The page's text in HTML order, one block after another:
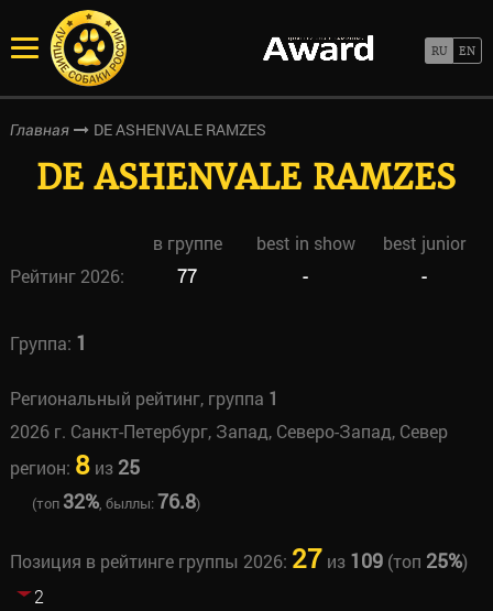
Главная DE ASHENVALE RAMZES
DE ASHENVALE RAMZES
в группе best in show
best junior
Рейтинг 2026:
77 - -
Группа: 1
Региональный рейтинг, группа 1
2026 г. Санкт-Петербург, Запад, Северо-Запад, Север
регион: 8из 25
(топ 32%, быллы:76.8)
Позиция в рейтинге группы 2026: 27 из 109(топ 25%)
2